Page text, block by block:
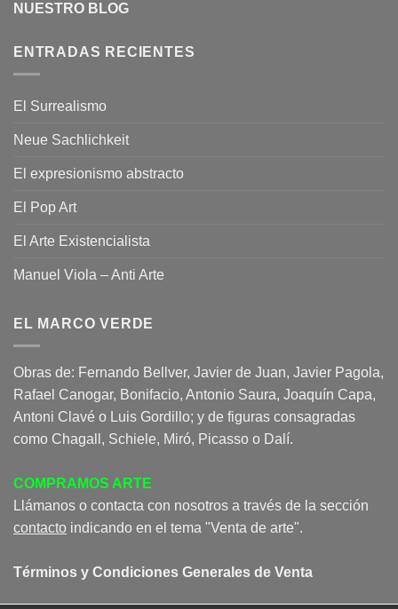
NUESTRO BLOG
ENTRADAS RECIENTES
El Surrealismo
Neue Sachlichkeit
El expresionismo abstracto
El Pop Art
El Arte Existencialista
Manuel Viola – Anti Arte
EL MARCO VERDE
Obras de: Fernando Bellver, Javier de Juan, Javier Pagola,
Rafael Canogar, Bonifacio, Antonio Saura, Joaquín Capa,
Antoni Clavé o Luis Gordillo; y de figuras consagradas
como Chagall, Schiele, Miró, Picasso o Dalí.
COMPRAMOS ARTE
Llámanos o contacta con nosotros a través de la sección
contacto indicando en el tema "Venta de arte".
Términos y Condiciones Generales de Venta